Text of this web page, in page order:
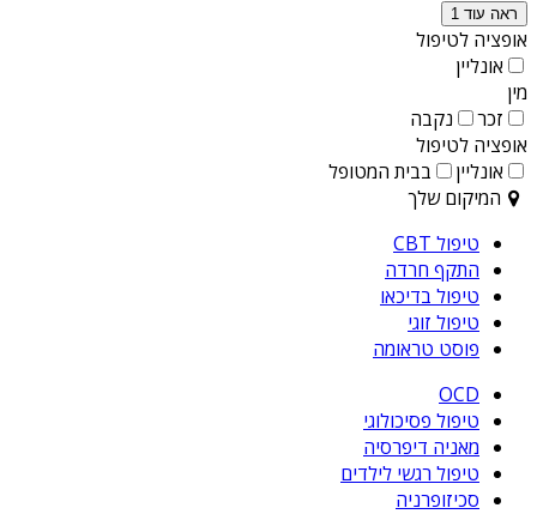
ראה עוד 1
אופציה לטיפול
אונליין
מין
זכר
נקבה
אופציה לטיפול
אונליין
בבית המטופל
המיקום שלך
טיפול CBT
התקף חרדה
טיפול בדיכאו
טיפול זוגי
פוסט טראומה
OCD
טיפול פסיכולוגי
מאניה דיפרסיה
טיפול רגשי לילדים
סכיזופרניה